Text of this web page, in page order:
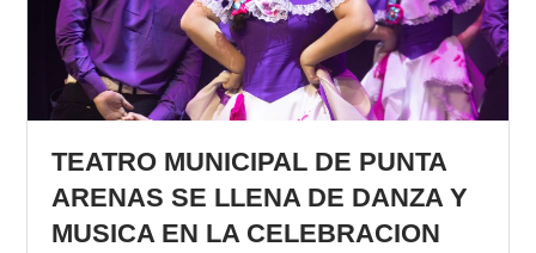
TEATRO MUNICIPAL DE PUNTA
ARENAS SE LLENA DE DANZA Y
MUSICA EN LA CELEBRACION